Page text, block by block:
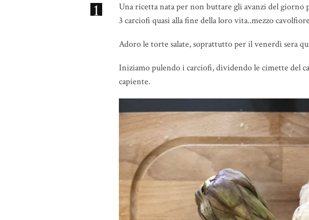
1
Una ricetta nata per non buttare gli avanzi del giorno
3 carciofi quasi alla fine della loro vita..mezzo
Adoro le torte salate, soprattutto per il venerdì sera
Iniziamo pulendo i carciofi, dividendo le cimette del
capiente.